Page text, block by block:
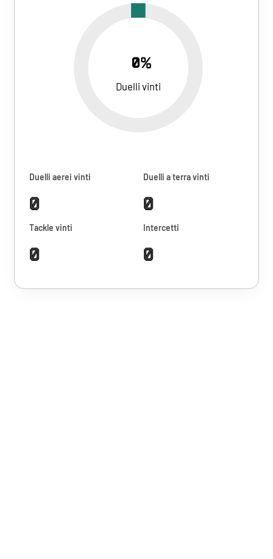
0%
Duelli vinti
Duelli aerei vinti
0
Duelli a terra vinti
0
Tackle vinti
0
Intercetti
0